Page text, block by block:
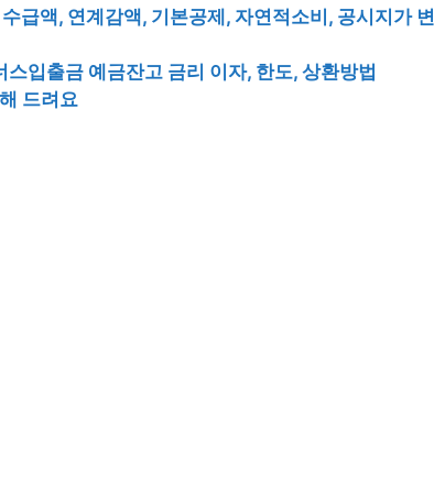
급액, 연계감액, 기본공제, 자연적소비, 공시지가 변
입출금 예금잔고 금리 이자, 한도, 상환방법
드려요